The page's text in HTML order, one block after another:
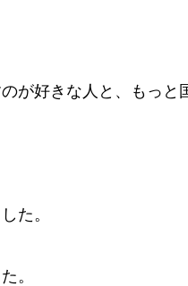
が好きな人と、もっ
た。
。